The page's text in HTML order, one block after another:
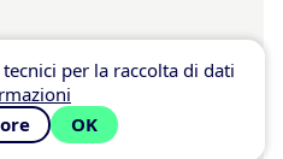
per la raccolta di dati
OK